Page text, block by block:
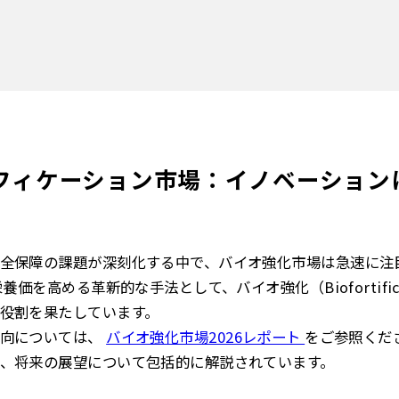
ィケーション市場：イノベーショ
保障の課題が深刻化する中で、バイオ強化市場は急速に
養価を高める革新的な手法として、バイオ強化（
割を果たしています。
については、 バイオ強化市場2026レポート をご参照くだ
将来の展望について包括的に解説されています。